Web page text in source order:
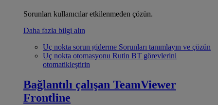
Sorunları kullanıcılar etkilenmeden çözün.
Daha fazla bilgi alın
Uç nokta sorun giderme Sorunları tanımlayın ve çözün
Uç nokta otomasyonu Rutin BT görevlerini
otomatikleştirin
Bağlantılı çalışan TeamViewer
Frontline